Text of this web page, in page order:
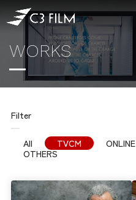
WORKS
Filter
All TVCM ONLINE
OTHERS